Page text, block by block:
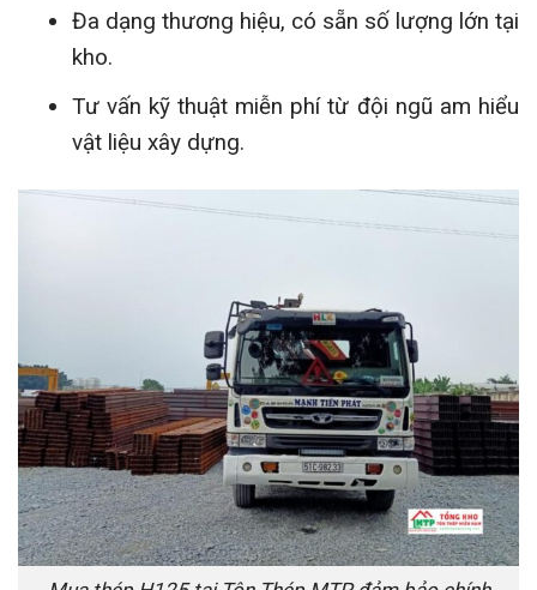
Đa dạng thương hiệu, có sẵn số lượng lớn tại
kho.
Tư vấn kỹ thuật miễn phí từ đội ngũ am hiểu
vật liệu xây dựng.